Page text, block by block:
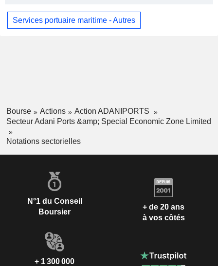
Services portuaire maritime - Autres
Bourse Actions
Action ADANIPORTS
Secteur Adani Ports &amp; Special Economic Zone Limited
Notations sectorielles
N°1 du Conseil
Boursier
+ de 20 ans
à vos côtés
+ 1 300 000